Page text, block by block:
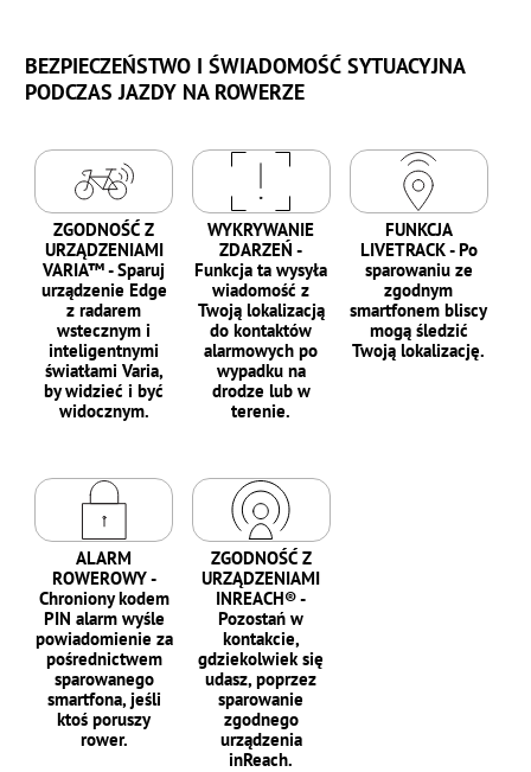
BEZPIECZEŃSTWO I ŚWIADOMOŚĆ SYTUACYJNA
PODCZAS JAZDY NA ROWERZE
ZGODNOŚĆ Z
URZĄDZENIAMI
VARIA™ - Sparuj
urządzenie Edge
z radarem
wstecznym i
inteligentnymi
światłami Varia,
by widzieć i być
widocznym.
WYKRYWANIE
ZDARZEŃ -
Funkcja ta wysyła
wiadomość z
Twoją lokalizacją
do kontaktów
alarmowych po
wypadku na
drodze lub w
terenie.
FUNKCJA
LIVETRACK - Po
sparowaniu ze
zgodnym
smartfonem bliscy
mogą śledzić
Twoją lokalizację.
ALARM
ROWEROWY -
Chroniony kodem
PIN alarm wyśle
powiadomienie za
pośrednictwem
sparowanego
smartfona, jeśli
ktoś poruszy
rower.
ZGODNOŚĆ Z
URZĄDZENIAMI
INREACH® -
Pozostań w
kontakcie,
gdziekolwiek się
udasz, poprzez
sparowanie
zgodnego
urządzenia
inReach.